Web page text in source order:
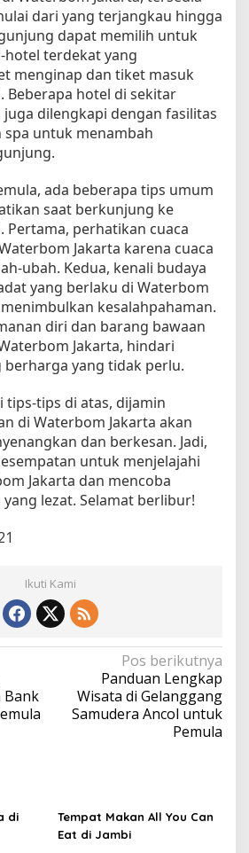
dari yang terjangkau hingga
dapat memilih untuk
terdekat yang
menginap dan tiket masuk
Beberapa hotel di sekitar
juga dilengkapi dengan fasilitas
untuk menambah
ada beberapa tips umum
saat berkunjung ke
Pertama, perhatikan cuaca
Jakarta karena cuaca
ubah. Kedua, kenali budaya
yang berlaku di Waterbom
kesalahpahaman.
diri dan barang bawaan
Jakarta, hindari
yang tidak perlu.
tips-tips di atas, dijamin
di Waterbom Jakarta akan
dan berkesan. Jadi,
untuk menjelajahi
Jakarta dan mencoba
lezat. Selamat berlibur!
Ikuti Kami
Bank
Pos berikutnya
Panduan Lengkap
Wisata di Gelanggang
Samudera Ancol untuk
Pemula
di
Tempat Makan All You Can
Eat di Jambi